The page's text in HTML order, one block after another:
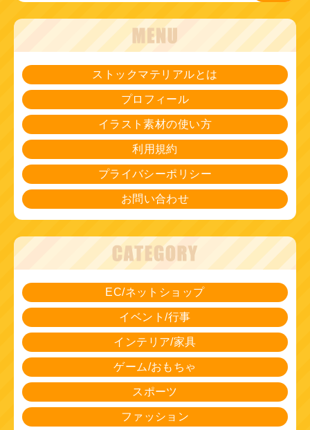
ストックマテリアルとは
プロフィール
イラスト素材の使い方
利用規約
プライバシーポリシー
お問い合わせ
EC/ネットショップ
イベント/行事
インテリア/家具
ゲーム/おもちゃ
スポーツ
ファッション